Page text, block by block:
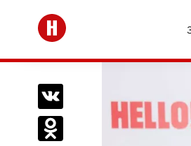
Перейти на главную
Поделиться Вконтакте
Поделиться в